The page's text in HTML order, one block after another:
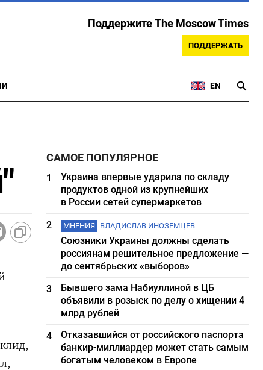
Поддержите The Moscow Times
ПОДДЕРЖАТЬ
EN
САМОЕ ПОПУЛЯРНОЕ
1
Украина впервые ударила по складу
продуктов одной из крупнейших
в России сетей супермаркетов
2
МНЕНИЯ ВЛАДИСЛАВ ИНОЗЕМЦЕВ
Союзники Украины должны сделать
россиянам решительное предложение —
до сентябрьских «выборов»
3
Бывшего зама Набиуллиной в ЦБ
объявили в розыск по делу о хищении 4
млрд рублей
4
Отказавшийся от российского паспорта
банкир-миллиардер может стать самым
богатым человеком в Европе